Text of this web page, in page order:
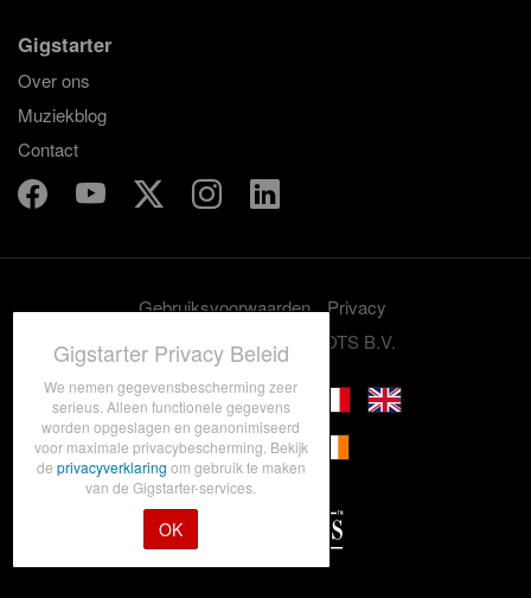
Gigstarter
Over ons
Muziekblog
Contact
Gebruiksvoorwaarden
Privacy
© 2012-2026 GRASSROOTS B.V.
Gigstarter Privacy Beleid
We nemen gegevensbescherming zeer
serieus. Alleen functionele gegevens
worden opgeslagen en geanonimiseerd
voor maximale privacybescherming. Bekijk
de privacyverklaring om gebruik te maken
van de Gigstarter-services.
OK